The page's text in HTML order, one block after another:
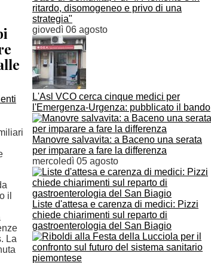
ritardo, disomogeneo e privo di una
strategia"
giovedì 06 agosto
L'Asl VCO cerca cinque medici per
l'Emergenza-Urgenza: pubblicato il bando
Manovre salvavita: a Baceno una serata
per imparare a fare la differenza
mercoledì 05 agosto
Liste d'attesa e carenza di medici: Pizzi
chiede chiarimenti sul reparto di
gastroenterologia del San Biagio
il
La